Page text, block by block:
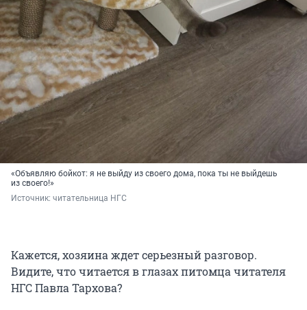
«Объявляю бойкот: я не выйду из своего дома, пока ты не выйдешь
из своего!»
Источник: читательница НГС
Кажется, хозяина ждет серьезный разговор.
Видите, что читается в глазах питомца читателя
НГС Павла Тархова?